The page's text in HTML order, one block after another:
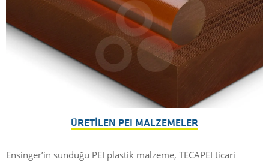
ÜRETILEN PEI MALZEMELER
Ensinger’in sunduğu PEI plastik malzeme, TECAPEI ticari